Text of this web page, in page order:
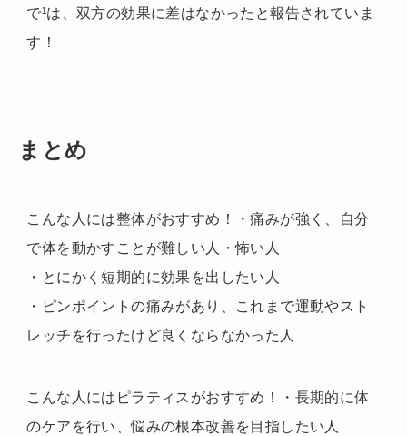
で¹は、双方の効果に差はなかったと報告されていま
す！
まとめ
こんな人には整体がおすすめ！
・痛みが強く、自分
で体を動かすことが難しい人・怖い人
・とにかく短期的に効果を出したい人
・ピンポイントの痛みがあり、これまで運動やスト
レッチを行ったけど良くならなかった人
こんな人にはピラティスがおすすめ！
・長期的に体
のケアを行い、悩みの根本改善を目指したい人